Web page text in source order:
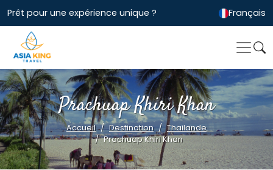
Prêt pour une expérience unique ? Français
Prachuap Khiri Khan
Accueil Destination
Thailande
Prachuap Khiri Khan